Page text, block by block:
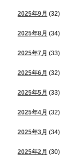
2025年9月 (32)
2025年8月 (34)
2025年7月 (33)
2025年6月 (32)
2025年5月 (33)
2025年4月 (32)
2025年3月 (34)
2025年2月 (30)